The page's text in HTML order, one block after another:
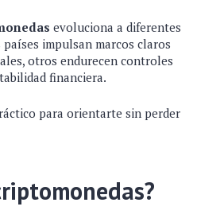
evoluciona a diferentes
impulsan marcos claros
otros endurecen controles
financiera.
para orientarte sin perder